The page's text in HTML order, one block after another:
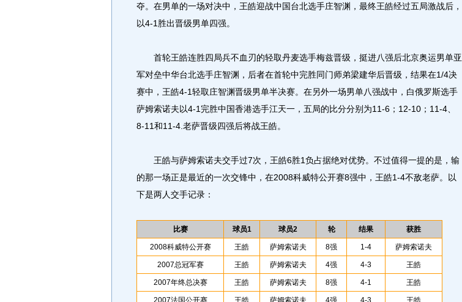
夺。在男单的一场对决中，王皓迎战中国台北选手庄智渊，最终王皓经过五局激战后，
以4-1胜出晋级男单四强。
首轮王皓连胜四局兵不血刃的轻取丹麦选手梅兹晋级，挺进八强后北京奥运男单亚
军对垒中华台北选手庄智渊，后者在首轮中完胜同门师弟梁建华后晋级，结果在1/4决
赛中，王皓4-1轻取庄智渊晋级男单半决赛。在另外一场男单八强战中，白俄罗斯选手
萨姆索诺夫以4-1完胜中国香港选手江天一，五局的比分分别为11-6；12-10；11-4、
8-11和11-4.老萨晋级四强后将战王皓。
王皓与萨姆索诺夫交手过7次，王皓6胜1负占据绝对优势。不过值得一提的是，输
的那一场正是最近的一次交锋中，在2008科威特公开赛8强中，王皓1-4不敌老萨。以
下是两人交手记录：
比赛 球员1 球员2 轮 结果 获胜
2008科威特公开赛 王皓 萨姆索诺夫 8强 1-4 萨姆索诺夫
2007总冠军赛 王皓 萨姆索诺夫 4强 4-3 王皓
2007年终总决赛 王皓 萨姆索诺夫 8强 4-1 王皓
2007法国公开赛 王皓 萨姆索诺夫 4强 4-3 王皓